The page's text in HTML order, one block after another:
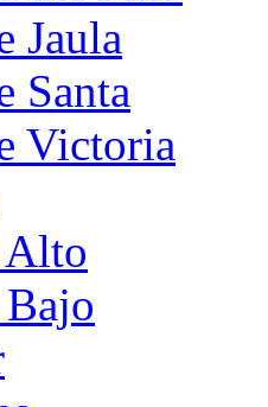
Jaula
Santa
Victoria
Alto